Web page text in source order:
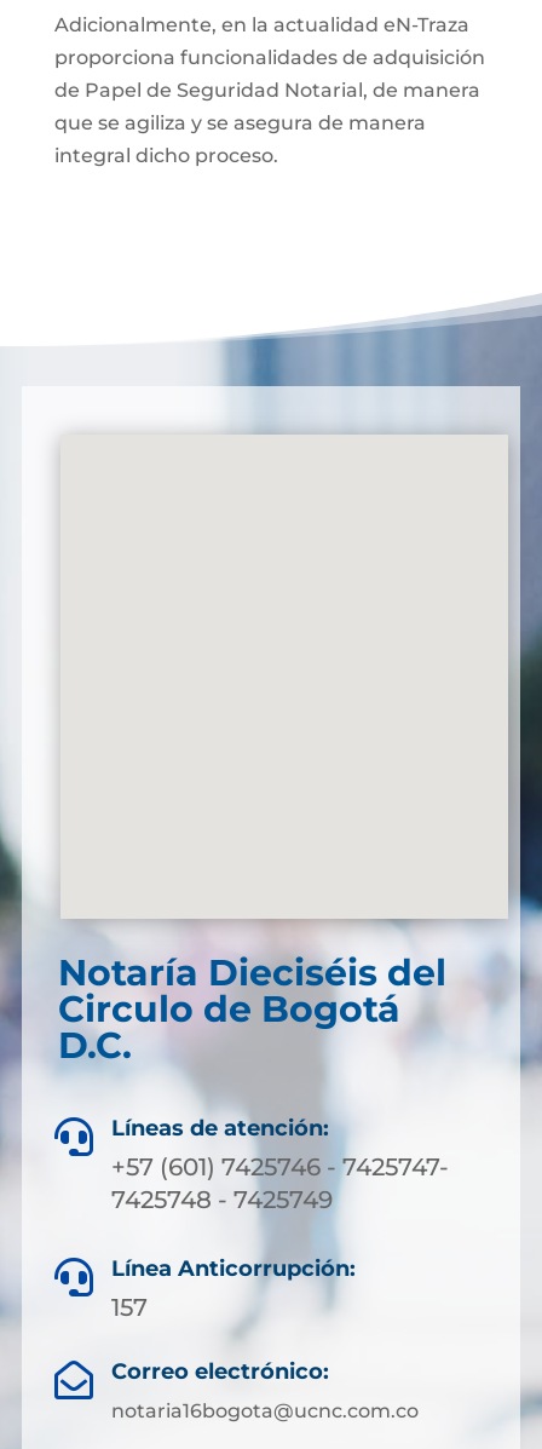
Adicionalmente, en la actualidad eN-Traza
proporciona funcionalidades de adquisición
de Papel de Seguridad Notarial, de manera
que se agiliza y se asegura de manera
integral dicho proceso.
Notaría Dieciséis del
Circulo de Bogotá
D.C.
 Líneas de atención:
+57 (601) 7425746 - 7425747-
7425748 - 7425749
 Línea Anticorrupción:
157
 Correo electrónico:
notaria16bogota@ucnc.com.co